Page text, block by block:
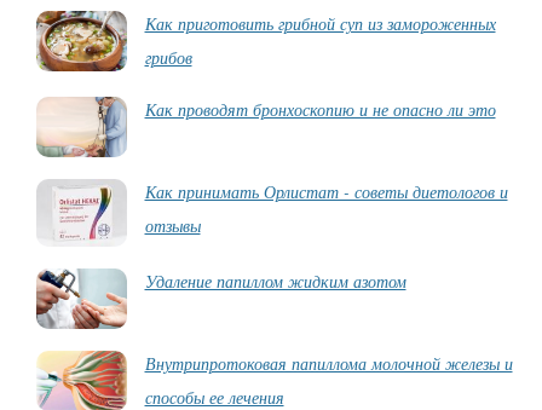
Как приготовить грибной суп из замороженных
грибов
Как проводят бронхоскопию и не опасно ли это
Как принимать Орлистат - советы диетологов и
отзывы
Удаление папиллом жидким азотом
Внутрипротоковая папиллома молочной железы и
способы ее лечения